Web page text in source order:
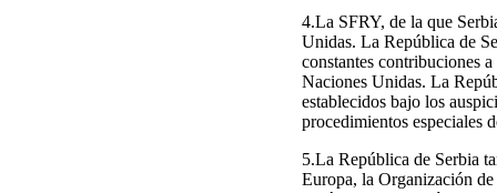
4.La SFRY, de la que
Unidas. La República de
constantes contribuciones
Naciones Unidas. La
establecidos bajo los
procedimientos especiales
5.La República de Serbia
Europa, la Organización